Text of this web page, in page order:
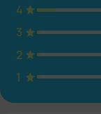
4
3
2
1